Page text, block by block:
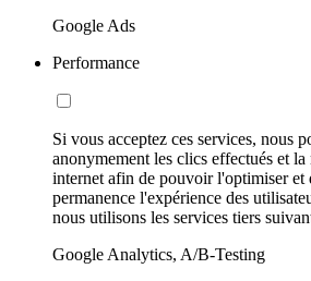
Google Ads
Performance
Si vous acceptez ces services, nous
anonymement les clics effectués et
internet afin de pouvoir l'optimiser et
permanence l'expérience des
nous utilisons les services tiers
Google Analytics, A/B-Testing